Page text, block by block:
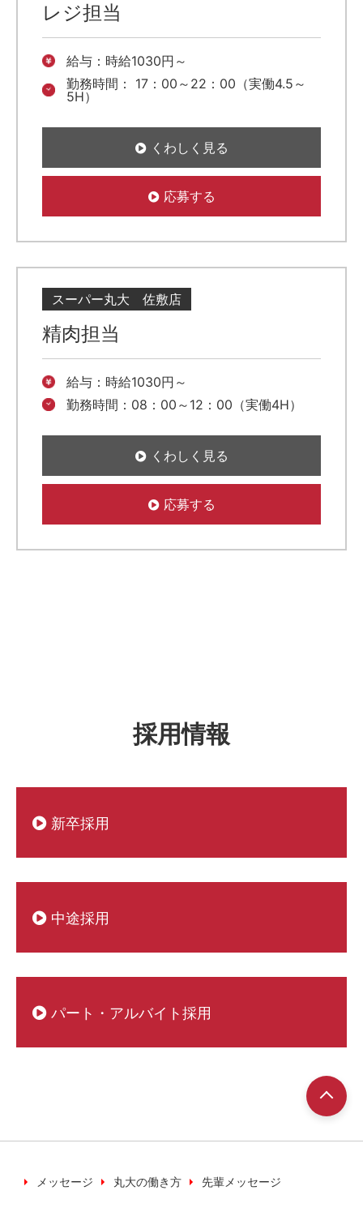
レジ担当
給与：時給1030円～
勤務時間： 17：00～22：00（実働4.5～
5H）
くわしく見る
応募する
スーパー丸大 佐敷店
精肉担当
給与：時給1030円～
勤務時間：08：00～12：00（実働4H）
くわしく見る
応募する
採用情報
新卒採用
中途採用
パート・アルバイト採用
メッセージ 丸大の働き方 先輩メッセージ